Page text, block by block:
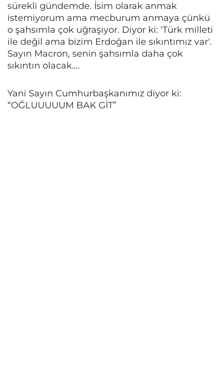
sürekli gündemde. İsim olarak anmak
istemiyorum ama mecburum anmaya çünkü
o şahsımla çok uğraşıyor. Diyor ki: 'Türk milleti
ile değil ama bizim Erdoğan ile sıkıntımız var'.
Sayın Macron, senin şahsımla daha çok
sıkıntın olacak….
Yani Sayın Cumhurbaşkanımız diyor ki:
“OĞLUUUUUM BAK GİT”